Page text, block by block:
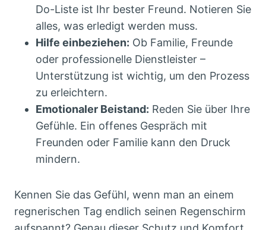
Do-Liste ist Ihr bester Freund. Notieren Sie
alles, was erledigt werden muss.
Hilfe einbeziehen: Ob Familie, Freunde
oder professionelle Dienstleister –
Unterstützung ist wichtig, um den Prozess
zu erleichtern.
Emotionaler Beistand: Reden Sie über Ihre
Gefühle. Ein offenes Gespräch mit
Freunden oder Familie kann den Druck
mindern.
Kennen Sie das Gefühl, wenn man an einem
regnerischen Tag endlich seinen Regenschirm